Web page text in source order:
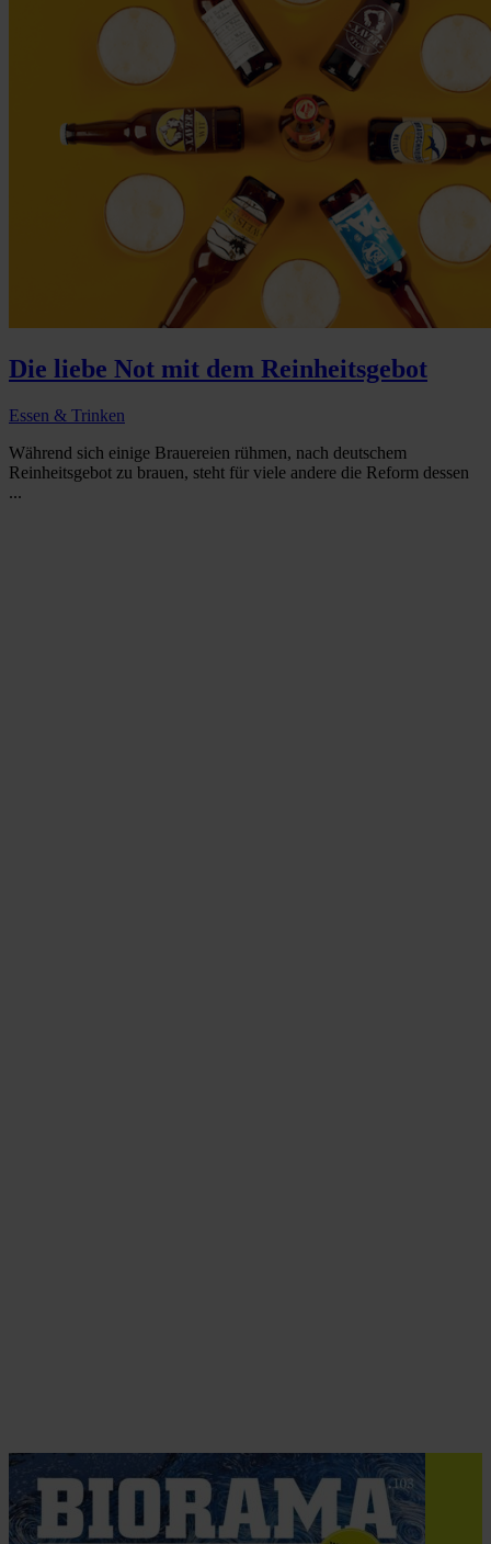
Die liebe Not mit dem Reinheitsgebot
Essen & Trinken
Während sich einige Brauereien rühmen, nach deutschem
Reinheitsgebot zu brauen, steht für viele andere die Reform dessen
...